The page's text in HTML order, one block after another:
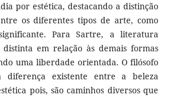
por estética, destacando a distinção
os diferentes tipos de arte, como
Para Sartre, a literatura
em relação às demais formas
uma liberdade orientada. O filósofo
diferença existente entre a beleza
pois, são caminhos diversos que